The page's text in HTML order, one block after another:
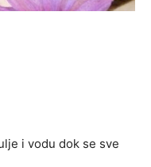
i vodu dok se sve